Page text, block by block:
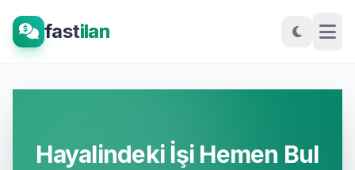
fastilan
Hayalindeki İşi Hemen Bul